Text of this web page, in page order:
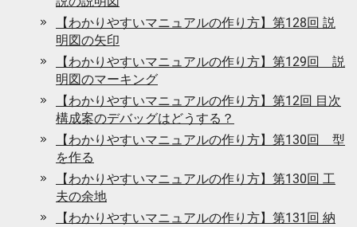
【わかりやすいマニュアルの作り方】第128回 説
明図の矢印
【わかりやすいマニュアルの作り方】第129回 説
明図のマーキング
【わかりやすいマニュアルの作り方】第12回 目次
構成案のデバッグはどうする？
【わかりやすいマニュアルの作り方】第130回 型
を作る
【わかりやすいマニュアルの作り方】第130回 工
夫の余地
【わかりやすいマニュアルの作り方】第131回 納